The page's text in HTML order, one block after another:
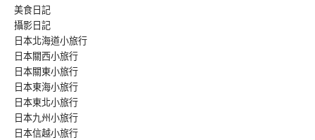
美食日記
攝影日記
日本北海道小旅行
日本關西小旅行
日本關東小旅行
日本東海小旅行
日本東北小旅行
日本九州小旅行
日本信越小旅行